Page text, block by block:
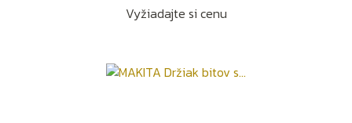
Vyžiadajte si cenu